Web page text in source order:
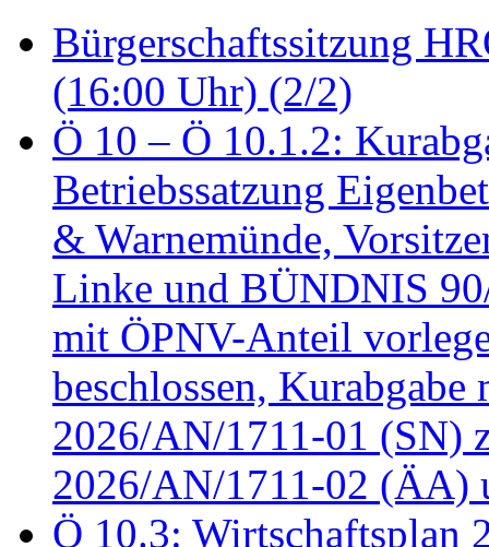
Bürgerschaftssitzung
(16:00 Uhr) (2/2)
Ö 10 – Ö 10.1.2:
Betriebssatzung
& Warnemünde,
Linke und BÜNDNIS
mit ÖPNV-Anteil
beschlossen,
2026/AN/1711-01 (SN)
2026/AN/1711-02 (ÄA)
Ö 10.3: Wirtschaftsplan